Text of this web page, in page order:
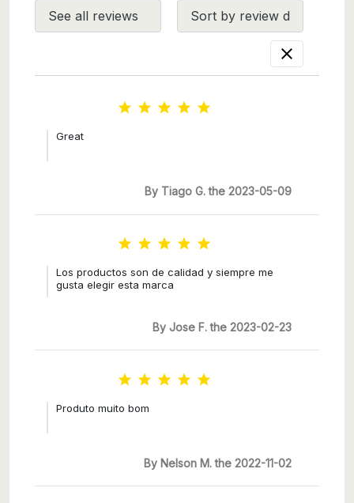

    
Great
By Tiago G. the 2023-05-09
    
Los productos son de calidad y siempre me
gusta elegir esta marca
By Jose F. the 2023-02-23
    
Produto muito bom
By Nelson M. the 2022-11-02